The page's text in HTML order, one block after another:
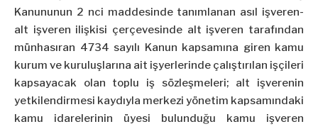
Kanununun 2 nci maddesinde tanımlanan asıl işveren-
alt işveren ilişkisi çerçevesinde alt işveren tarafından
münhasıran 4734 sayılı Kanun kapsamına giren kamu
kurum ve kuruluşlarına ait işyerlerinde çalıştırılan işçileri
kapsayacak olan toplu iş sözleşmeleri; alt işverenin
yetkilendirmesi kaydıyla merkezi yönetim kapsamındaki
kamu idarelerinin üyesi bulunduğu kamu işveren